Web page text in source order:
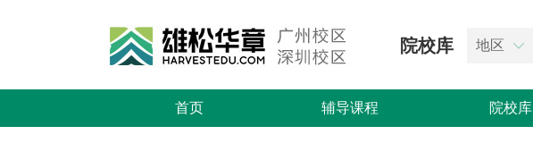
院校库 地区 
首页 辅导课程 院校库